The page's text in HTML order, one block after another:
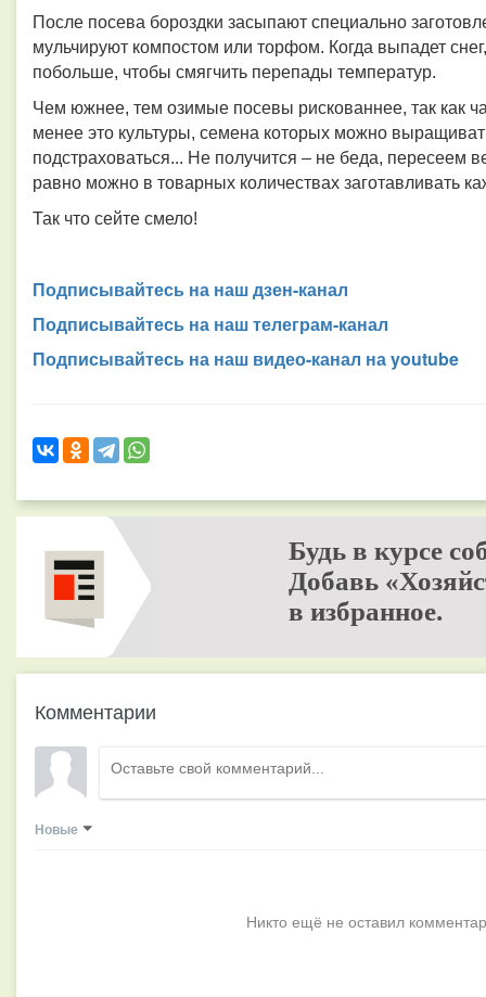
После посева бороздки засыпают специально
мульчируют компостом или торфом. Когда выпадет
побольше, чтобы смягчить перепады температур.
Чем южнее, тем озимые посевы рискованнее, так как
менее это культуры, семена которых можно
подстраховаться... Не получится – не беда, пересеем
равно можно в товарных количествах заготавливать
Так что сейте смело!
Подписывайтесь на наш дзен-канал
Подписывайтесь на наш телеграм-канал
Подписывайтесь на наш видео-канал на youtube
Будь в курсе
Добавь
в избранное.
Комментарии
Новые
Никто ещё не оставил